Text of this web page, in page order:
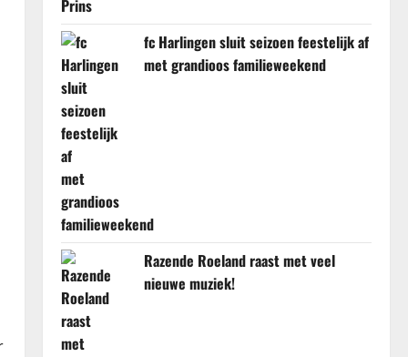
fc Harlingen sluit seizoen feestelijk af
met grandioos familieweekend
Razende Roeland raast met veel
nieuwe muziek!